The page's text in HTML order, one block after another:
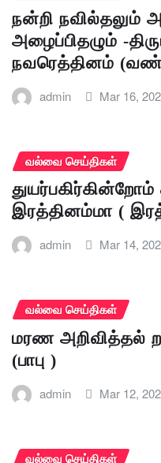
நன்றி நவில்தலும்
அழைப்பிதழும் -
நவரெத்தினம்
admin Mar 16,
வல்வை செய்திகள்
இரத்தினம்மா (
admin Mar 14,
வல்வை செய்திகள்
மரண அறிவித்தல்
(பாபு )
admin Mar 12,
வல்வை செய்திகள்